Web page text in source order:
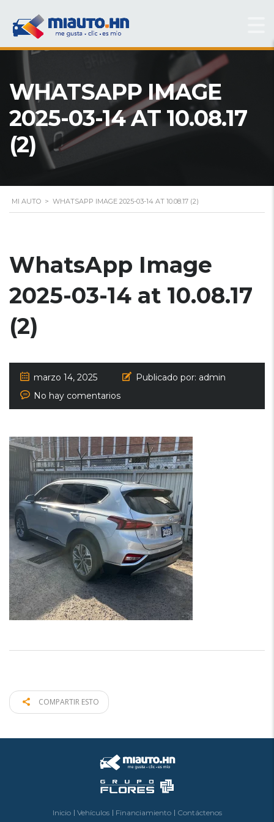
WHATSAPP IMAGE
2025-03-14 AT 10.08.17
(2)
MI AUTO > WHATSAPP IMAGE 2025-03-14 AT 10.08.17 (2)
WhatsApp Image
2025-03-14 at 10.08.17
(2)
marzo 14, 2025 Publicado por: admin
No hay comentarios
COMPARTIR ESTO
Inicio Vehículos Financiamiento Contáctenos